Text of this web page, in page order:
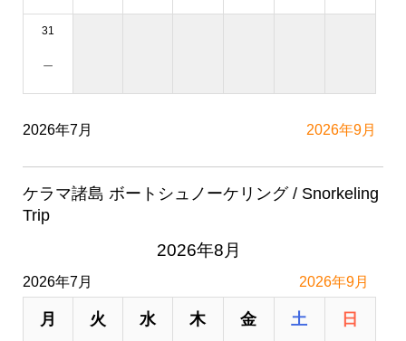
31
－
2026年7月 2026年9月
ケラマ諸島 ボートシュノーケリング / Snorkeling
Trip
2026年8月
2026年7月 2026年9月
月 火 水 木 金 土 日